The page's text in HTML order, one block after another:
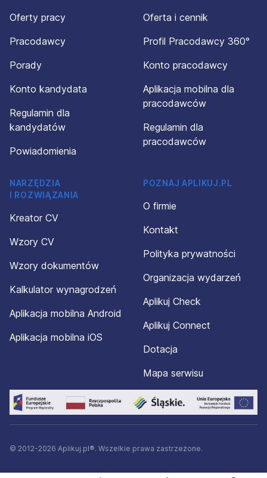
Oferty pracy
Pracodawcy
Porady
Konto kandydata
Regulamin dla
kandydatów
Powiadomienia
Oferta i cennik
Profil Pracodawcy 360°
Konto pracodawcy
Aplikacja mobilna dla
pracodawców
Regulamin dla
pracodawców
NARZĘDZIA
I ROZWIĄZANIA
Kreator CV
Wzory CV
Wzory dokumentów
Kalkulator wynagrodzeń
Aplikacja mobilna Android
Aplikacja mobilna iOS
POZNAJ APLIKUJ.PL
O firmie
Kontakt
Polityka prywatności
Organizacja wydarzeń
Aplikuj Check
Aplikuj Connect
Dotacja
Mapa serwisu
© 2012-2026 Aplikuj.pl®. Wszelkie prawa zastrzeżone.